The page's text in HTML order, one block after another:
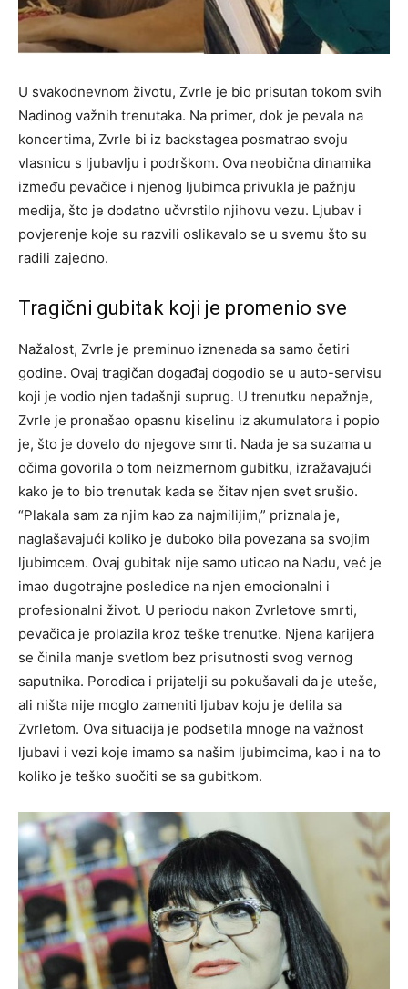
U svakodnevnom životu, Zvrle je bio prisutan tokom svih
Nadinog važnih trenutaka. Na primer, dok je pevala na
koncertima, Zvrle bi iz backstagea posmatrao svoju
vlasnicu s ljubavlju i podrškom. Ova neobična dinamika
između pevačice i njenog ljubimca privukla je pažnju
medija, što je dodatno učvrstilo njihovu vezu. Ljubav i
povjerenje koje su razvili oslikavalo se u svemu što su
radili zajedno.
Tragični gubitak koji je promenio sve
Nažalost, Zvrle je preminuo iznenada sa samo četiri
godine. Ovaj tragičan događaj dogodio se u auto-servisu
koji je vodio njen tadašnji suprug. U trenutku nepažnje,
Zvrle je pronašao opasnu kiselinu iz akumulatora i popio
je, što je dovelo do njegove smrti. Nada je sa suzama u
očima govorila o tom neizmernom gubitku, izražavajući
kako je to bio trenutak kada se čitav njen svet srušio.
“Plakala sam za njim kao za najmilijim,” priznala je,
naglašavajući koliko je duboko bila povezana sa svojim
ljubimcem. Ovaj gubitak nije samo uticao na Nadu, već je
imao dugotrajne posledice na njen emocionalni i
profesionalni život. U periodu nakon Zvrletove smrti,
pevačica je prolazila kroz teške trenutke. Njena karijera
se činila manje svetlom bez prisutnosti svog vernog
saputnika. Porodica i prijatelji su pokušavali da je uteše,
ali ništa nije moglo zameniti ljubav koju je delila sa
Zvrletom. Ova situacija je podsetila mnoge na važnost
ljubavi i vezi koje imamo sa našim ljubimcima, kao i na to
koliko je teško suočiti se sa gubitkom.